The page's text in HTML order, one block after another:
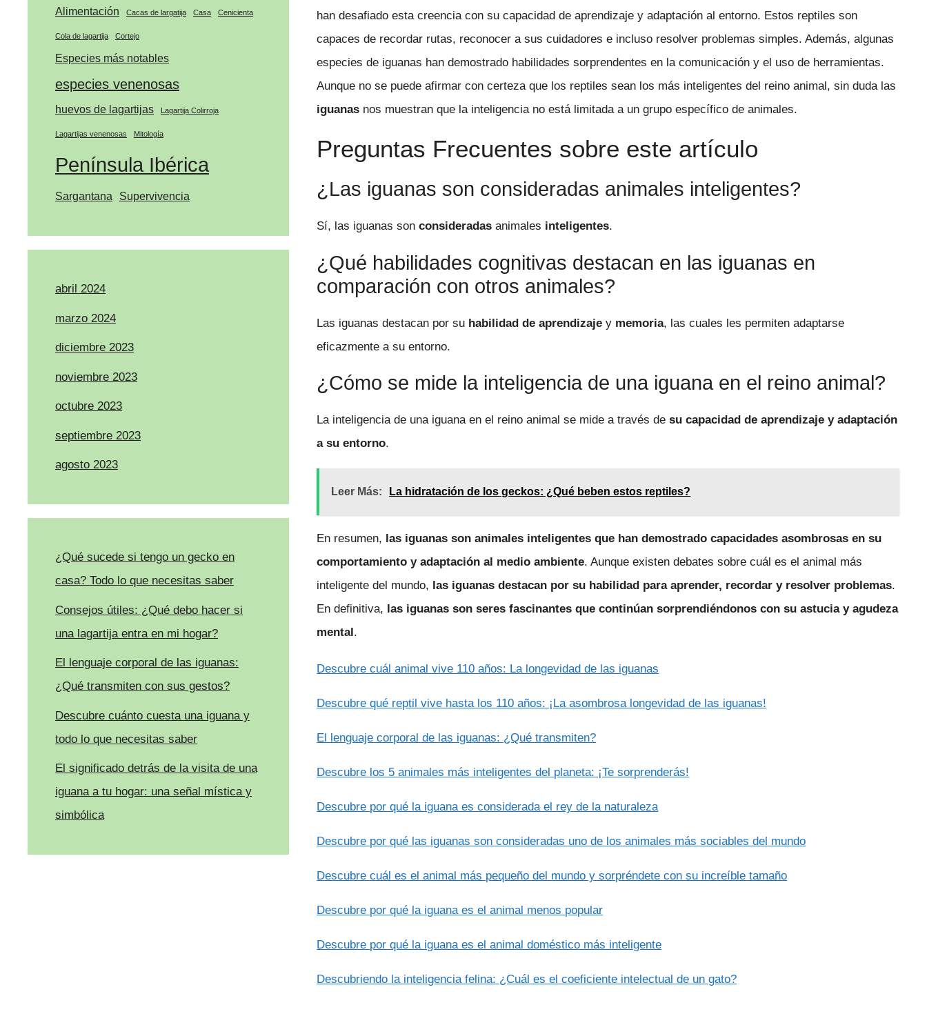
han desafiado esta creencia con su capacidad de aprendizaje y adaptación al entorno. Estos reptiles son
capaces de recordar rutas, reconocer a sus cuidadores e incluso resolver problemas simples. Además, algunas
especies de iguanas han demostrado habilidades sorprendentes en la comunicación y el uso de herramientas.
Aunque no se puede afirmar con certeza que los reptiles sean los más inteligentes del reino animal, sin duda las
iguanas nos muestran que la inteligencia no está limitada a un grupo específico de animales.
Preguntas Frecuentes sobre este artículo
¿Las iguanas son consideradas animales inteligentes?
Sí, las iguanas sonconsideradas animales inteligentes.
¿Qué habilidades cognitivas destacan en las iguanas en
comparación con otros animales?
Las iguanas destacan por su habilidad de aprendizaje y memoria, las cuales les permiten adaptarse
eficazmente a su entorno.
¿Cómo se mide la inteligencia de una iguana en el reino animal?
La inteligencia de una iguana en el reino animal se mide a través desu capacidad de aprendizaje y adaptación
a su entorno.
Leer Más: La hidratación de los geckos: ¿Qué beben estos reptiles?
En resumen, las iguanas son animales inteligentes que han demostrado capacidades asombrosas en su
comportamiento y adaptación al medio ambiente. Aunque existen debates sobre cuál es el animal más
inteligente del mundo, las iguanas destacan por su habilidad para aprender, recordar y resolver problemas.
En definitiva, las iguanas son seres fascinantes que continúan sorprendiéndonos con su astucia y agudeza
mental.
Descubre cuál animal vive 110 años: La longevidad de las iguanas
Descubre qué reptil vive hasta los 110 años: ¡La asombrosa longevidad de las iguanas!
El lenguaje corporal de las iguanas: ¿Qué transmiten?
Descubre los 5 animales más inteligentes del planeta: ¡Te sorprenderás!
Descubre por qué la iguana es considerada el rey de la naturaleza
Descubre por qué las iguanas son consideradas uno de los animales más sociables del mundo
Descubre cuál es el animal más pequeño del mundo y sorpréndete con su increíble tamaño
Descubre por qué la iguana es el animal menos popular
Descubre por qué la iguana es el animal doméstico más inteligente
Descubriendo la inteligencia felina: ¿Cuál es el coeficiente intelectual de un gato?
Alimentación Cacas de largatija Casa Cenicienta
Cola de lagartija Cortejo
Especies más notables
especies venenosas
huevos de lagartijas Lagartija Colirroja
Lagartijas venenosas Mitología
Península Ibérica
Sargantana Supervivencia
abril 2024
marzo 2024
diciembre 2023
noviembre 2023
octubre 2023
septiembre 2023
agosto 2023
¿Qué sucede si tengo un gecko en
casa? Todo lo que necesitas saber
Consejos útiles: ¿Qué debo hacer si
una lagartija entra en mi hogar?
El lenguaje corporal de las iguanas:
¿Qué transmiten con sus gestos?
Descubre cuánto cuesta una iguana y
todo lo que necesitas saber
El significado detrás de la visita de una
iguana a tu hogar: una señal mística y
simbólica